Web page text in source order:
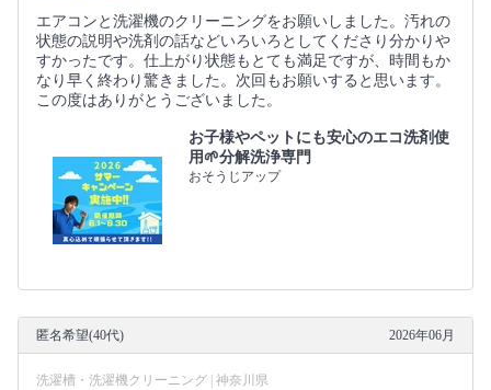
エアコンと洗濯機のクリーニングをお願いしました。汚れの
状態の説明や洗剤の話などいろいろとしてくださり分かりや
すかったです。仕上がり状態もとても満足ですが、時間もか
なり早く終わり驚きました。次回もお願いすると思います。
この度はありがとうございました。
お子様やペットにも安心のエコ洗剤使
用🌱分解洗浄専門
おそうじアップ
匿名希望(40代) 2026年06月
洗濯槽・洗濯機クリーニング | 神奈川県